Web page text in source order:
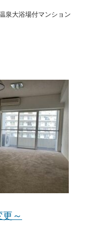
泉大浴場付マンション
更～